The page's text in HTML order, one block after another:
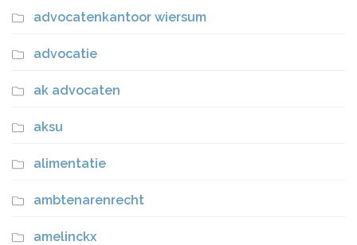
advocatenkantoor wiersum
advocatie
ak advocaten
aksu
alimentatie
ambtenarenrecht
amelinckx